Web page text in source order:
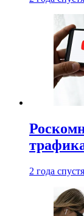
2 года спустя